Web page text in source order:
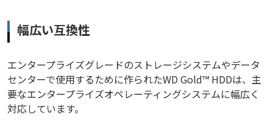
幅広い互換性
エンタープライズグレードのストレージシステムやデータ
センターで使用するために作られたWD Gold™ HDDは、主
要なエンタープライズオペレーティングシステムに幅広く
対応しています。